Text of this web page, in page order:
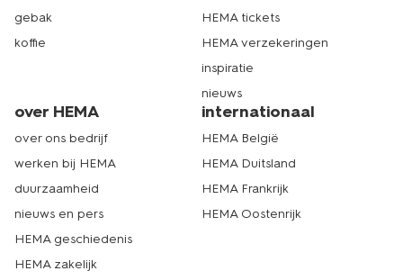
gebak
koffie
HEMA tickets
HEMA verzekeringen
inspiratie
nieuws
over HEMA
over ons bedrijf
werken bij HEMA
duurzaamheid
nieuws en pers
HEMA geschiedenis
HEMA zakelijk
internationaal
HEMA België
HEMA Duitsland
HEMA Frankrijk
HEMA Oostenrijk